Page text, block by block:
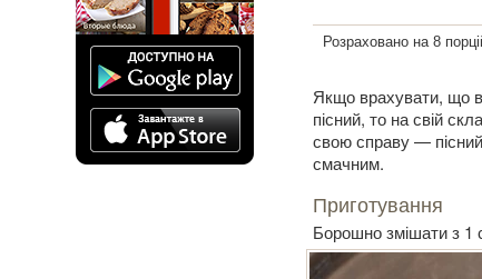
Розраховано на 8
Якщо врахувати, що
пісний, то на свій
свою справу —
смачним.
Приготування
Борошно змішати з 1